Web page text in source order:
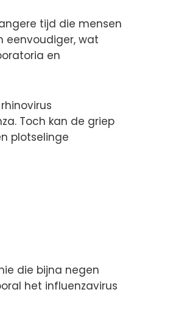
tijd die mensen
eenvoudiger, wat
en
Toch kan de griep
plotselinge
die bijna negen
het influenzavirus